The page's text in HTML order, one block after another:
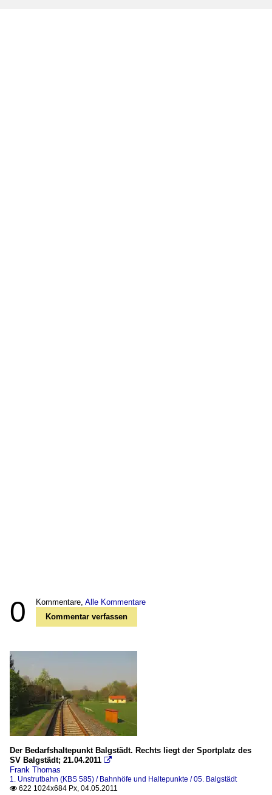
0 Kommentare, Alle Kommentare
Kommentar verfassen
Der Bedarfshaltepunkt Balgstädt. Rechts liegt der Sportplatz des
SV Balgstädt; 21.04.2011 
Frank Thomas
1. Unstrutbahn (KBS 585) / Bahnhöfe und Haltepunkte / 05. Balgstädt
 622 1024x684 Px, 04.05.2011